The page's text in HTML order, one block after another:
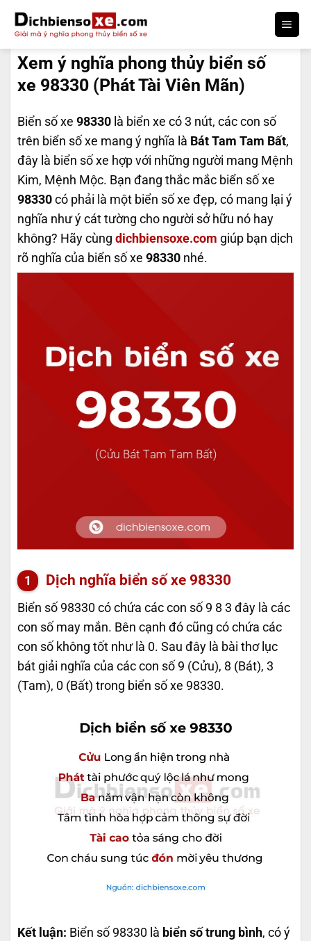
qua
nội
dungXem ý nghĩa phong thủy biển số
xe 98330 (Phát Tài Viên Mãn)
Biển số xe 98330 là biển xe có 3 nút, các con số
trên biển số xe mang ý nghĩa là Bát Tam Tam Bất,
đây là biển số xe hợp với những người mang Mệnh
Kim, Mệnh Mộc. Bạn đang thắc mắc biển số xe
98330 có phải là một biển số xe đẹp, có mang lại ý
nghĩa như ý cát tường cho người sở hữu nó hay
không? Hãy cùng dichbiensoxe.com giúp bạn dịch
rõ nghĩa của biển số xe 98330 nhé.
Dịch nghĩa biển số xe 98330
Biển số 98330 có chứa các con số 9 8 3 đây là các
con số may mắn. Bên cạnh đó cũng có chứa các
con số không tốt như là 0. Sau đây là bài thơ lục
bát giải nghĩa của các con số 9 (Cửu), 8 (Bát), 3
(Tam), 0 (Bất) trong biển số xe 98330.
Kết luận: Biển số 98330 là biển số trung bình, có ý